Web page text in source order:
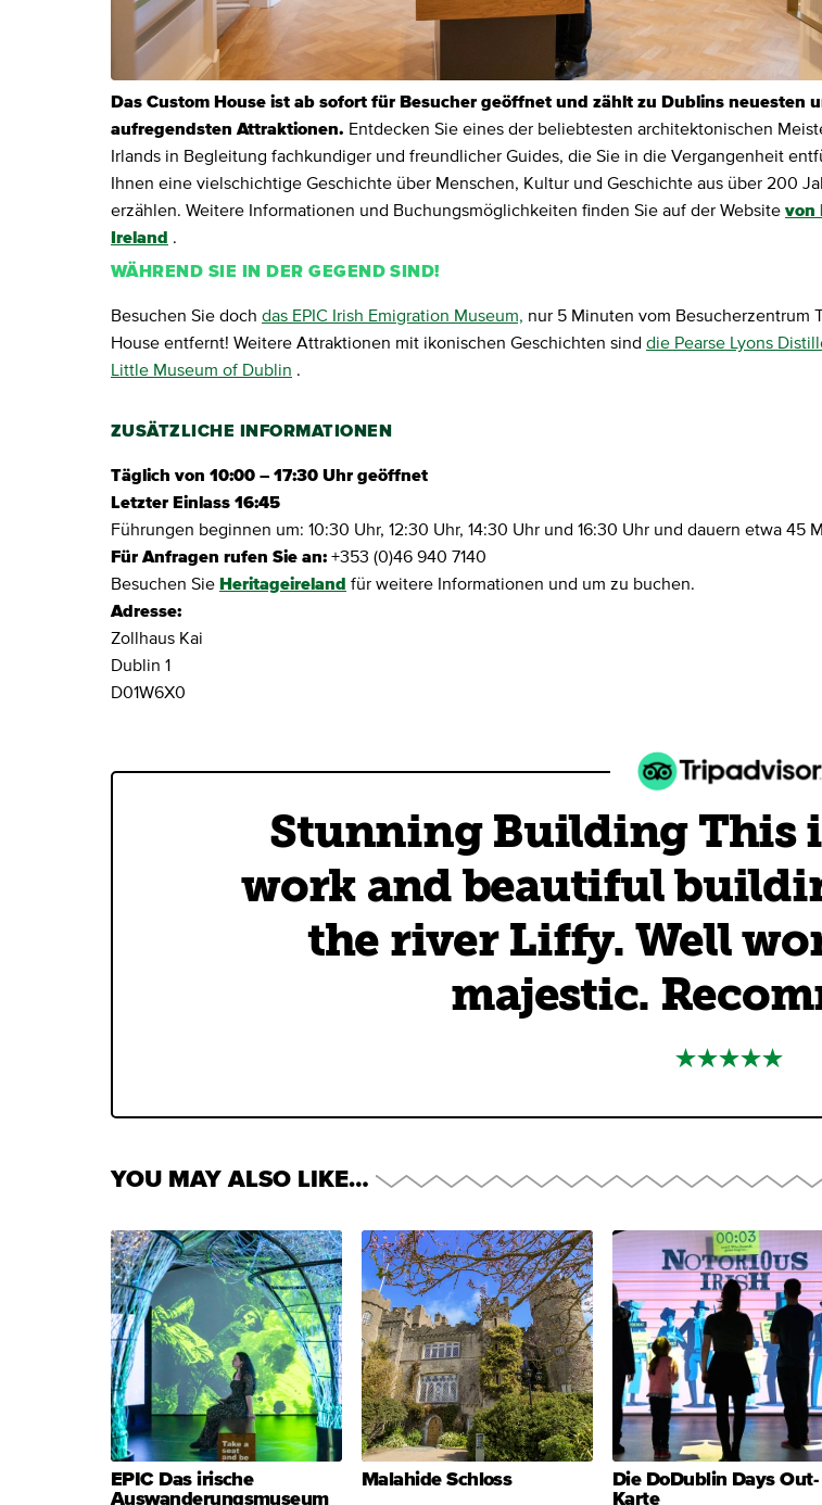
Das Custom House ist ab sofort für Besucher geöffnet und zählt zu Dublins neuesten
aufregendsten Attraktionen. Entdecken Sie eines der beliebtesten architektonischen
Irlands in Begleitung fachkundiger und freundlicher Guides, die Sie in die Vergangenheit
Ihnen eine vielschichtige Geschichte über Menschen, Kultur und Geschichte aus über 200
erzählen. Weitere Informationen und Buchungsmöglichkeiten finden Sie auf der Website von
Ireland .
WÄHREND SIE IN DER GEGEND SIND!
Besuchen Sie doch das EPIC Irish Emigration Museum, nur 5 Minuten vom Besucherzentrum
House entfernt! Weitere Attraktionen mit ikonischen Geschichten sind die Pearse Lyons
Little Museum of Dublin .
ZUSÄTZLICHE INFORMATIONEN
Täglich von 10:00 – 17:30 Uhr geöffnet
Letzter Einlass 16:45
Führungen beginnen um: 10:30 Uhr, 12:30 Uhr, 14:30 Uhr und 16:30 Uhr und dauern etwa 45
Für Anfragen rufen Sie an: +353 (0)46 940 7140
Besuchen Sie Heritageireland für weitere Informationen und um zu buchen.
Adresse:
Zollhaus Kai
Dublin 1
D01W6X0
Stunning Building This
work and beautiful
the river Liffy. Well
majestic.
YOU MAY ALSO LIKE…
EPIC Das irische
Auswanderungsmuseum
Malahide Schloss
Die DoDublin Days Out-
Karte